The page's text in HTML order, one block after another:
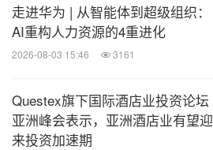
走进华为 | 从智能体到超级组织：
AI重构人力资源的4重进化
2026-08-03 15:46 3161
Questex旗下国际酒店业投资论坛
亚洲峰会表示，亚洲酒店业有望迎
来投资加速期